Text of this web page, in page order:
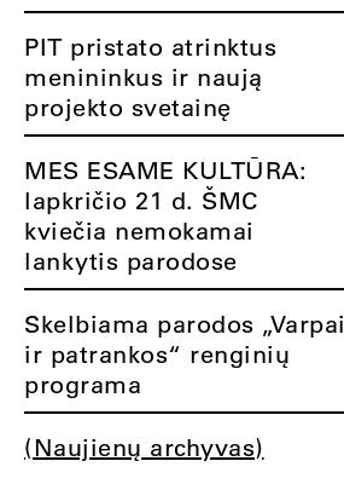
PIT pristato atrinktus
menininkus ir naują
projekto svetainę
MES ESAME KULTŪRA:
lapkričio 21 d. ŠMC
kviečia nemokamai
lankytis parodose
Skelbiama parodos „Varpai
ir patrankos“ renginių
programa
(Naujienų archyvas)